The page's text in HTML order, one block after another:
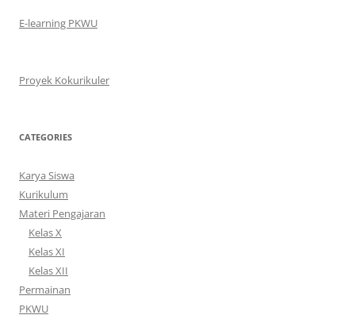
E-learning PKWU
Proyek Kokurikuler
CATEGORIES
Karya Siswa
Kurikulum
Materi Pengajaran
Kelas X
Kelas XI
Kelas XII
Permainan
PKWU